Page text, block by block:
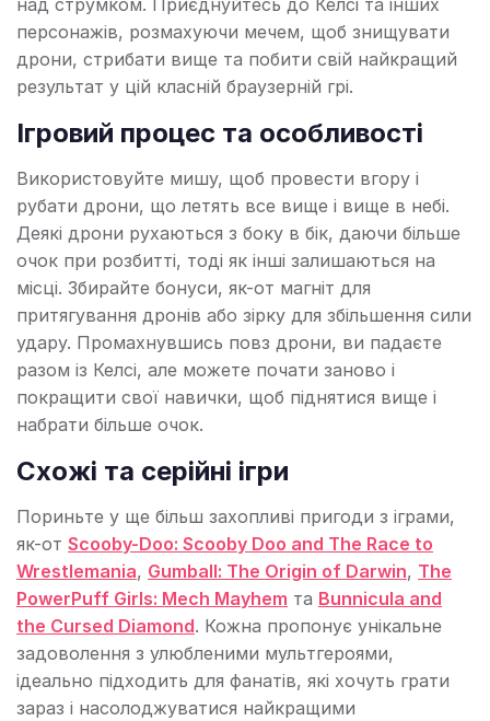
над струмком. Приєднуйтесь до Келсі та інших
персонажів, розмахуючи мечем, щоб знищувати
дрони, стрибати вище та побити свій найкращий
результат у цій класній браузерній грі.
Ігровий процес та особливості
Використовуйте мишу, щоб провести вгору і
рубати дрони, що летять все вище і вище в небі.
Деякі дрони рухаються з боку в бік, даючи більше
очок при розбитті, тоді як інші залишаються на
місці. Збирайте бонуси, як-от магніт для
притягування дронів або зірку для збільшення сили
удару. Промахнувшись повз дрони, ви падаєте
разом із Келсі, але можете почати заново і
покращити свої навички, щоб піднятися вище і
набрати більше очок.
Схожі та серійні ігри
Пориньте у ще більш захопливі пригоди з іграми,
як-от Scooby-Doo: Scooby Doo and The Race to
Wrestlemania, Gumball: The Origin of Darwin, The
PowerPuff Girls: Mech Mayhem та Bunnicula and
the Cursed Diamond. Кожна пропонує унікальне
задоволення з улюбленими мультгероями,
ідеально підходить для фанатів, які хочуть грати
зараз і насолоджуватися найкращими